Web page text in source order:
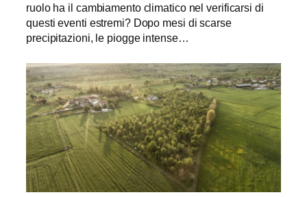
ruolo ha il cambiamento climatico nel verificarsi di
questi eventi estremi? Dopo mesi di scarse
precipitazioni, le piogge intense…